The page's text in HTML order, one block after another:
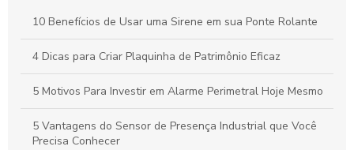
Sua Necessidade
Adesivos de alta performance: descubra como escolher o
ideal para suas necessidades
10 Benefícios de Usar uma Sirene em sua Ponte Rolante
4 Dicas para Criar Plaquinha de Patrimônio Eficaz
5 Motivos Para Investir em Alarme Perimetral Hoje Mesmo
5 Vantagens do Sensor de Presença Industrial que Você
Precisa Conhecer